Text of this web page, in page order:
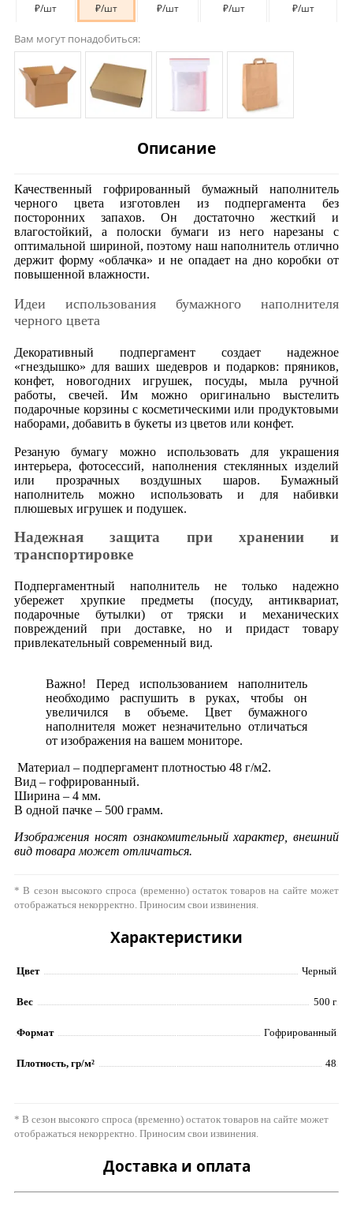
₽/шт ₽/шт ₽/шт ₽/шт ₽/шт
Вам могут понадобиться:
Описание
Качественный гофрированный бумажный наполнитель
черного цвета изготовлен из подпергамента без
посторонних запахов. Он достаточно жесткий и
влагостойкий, а полоски бумаги из него нарезаны с
оптимальной шириной, поэтому наш наполнитель отлично
держит форму «облачка» и не опадает на дно коробки от
повышенной влажности.
Идеи использования бумажного наполнителя
черного цвета
Декоративный подпергамент создает надежное
«гнездышко» для ваших шедевров и подарков: пряников,
конфет, новогодних игрушек, посуды, мыла ручной
работы, свечей. Им можно оригинально выстелить
подарочные корзины с косметическими или продуктовыми
наборами, добавить в букеты из цветов или конфет.
Резаную бумагу можно использовать для украшения
интерьера, фотосессий, наполнения стеклянных изделий
или прозрачных воздушных шаров. Бумажный
наполнитель можно использовать и для набивки
плюшевых игрушек и подушек.
Надежная защита при хранении и
транспортировке
Подпергаментный наполнитель не только надежно
убережет хрупкие предметы (посуду, антиквариат,
подарочные бутылки) от тряски и механических
повреждений при доставке, но и придаст товару
привлекательный современный вид.
Важно! Перед использованием наполнитель
необходимо распушить в руках, чтобы он
увеличился в объеме. Цвет бумажного
наполнителя может незначительно отличаться
от изображения на вашем мониторе.
Материал – подпергамент плотностью 48 г/м2.
Вид – гофрированный.
Ширина – 4 мм.
В одной пачке – 500 грамм.
Изображения носят ознакомительный характер, внешний
вид товара может отличаться.
* В сезон высокого спроса (временно) остаток товаров на сайте может
отображаться некорректно. Приносим свои извинения.
Характеристики
Цвет Черный
Вес 500 г
Формат Гофрированный
Плотность, гр/м² 48
* В сезон высокого спроса (временно) остаток товаров на сайте может
отображаться некорректно. Приносим свои извинения.
Доставка и оплата